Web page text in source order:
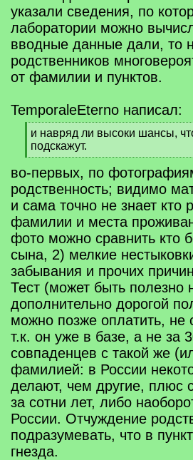
]
указали сведения, по
лаборатории можно
вводные данные дали, то
родственников
от фамилии и пунктов.
TemporaleEterno написал:
[
q
]
и навряд ли высоки шансы,
подскажут.
[
/
q
]
во-первых, по
родственность; видимо
и сама точно не знает кто
фамилии и места
фото можно сравнить кто
сына, 2) мелкие
забывания и прочих
Тест (может быть полезно
дополнительно дорогой
можно позже оплатить, не
т.к. он уже в базе, а не за
совпаденцев с такой же
фамилией: в России
делают, чем другие, плюс
за сотни лет, либо
России. Отчуждение
подразумевать, что в
гнезда.